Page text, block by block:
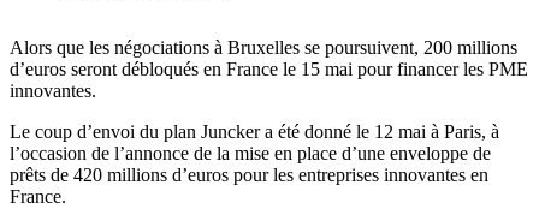
Alors que les négociations à Bruxelles se poursuivent, 200 millions
d’euros seront débloqués en France le 15 mai pour financer les PME
innovantes.
Le coup d’envoi du plan Juncker a été donné le 12 mai à Paris, à
l’occasion de l’annonce de la mise en place d’une enveloppe de
prêts de 420 millions d’euros pour les entreprises innovantes en
France.